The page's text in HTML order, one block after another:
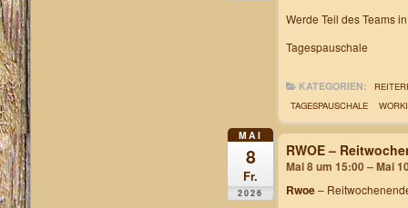
Werde Teil des Teams
Tagespauschale
KATEGORIEN:
TAGESPAUSCHALE
MAI
8
Fr.
2026
RWOE –
Mai 8 um 15:00 – Mai
Rwoe–